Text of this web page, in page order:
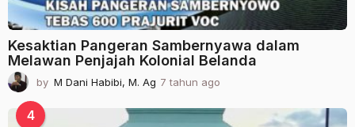
Kesaktian Pangeran Sambernyawa dalam
Melawan Penjajah Kolonial Belanda
by M Dani Habibi, M. Ag 7 tahun ago
a
4